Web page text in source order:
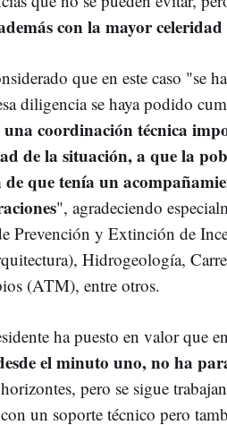
con la mayor
que en este caso "se
diligencia se haya podido
coordinación técnica
de la situación, a que la
de que tenía un
", agradeciendo
Prevención y Extinción de
Hidrogeología,
(ATM), entre otros.
ha puesto en valor que
el minuto uno, no ha
pero se sigue
un soporte técnico pero